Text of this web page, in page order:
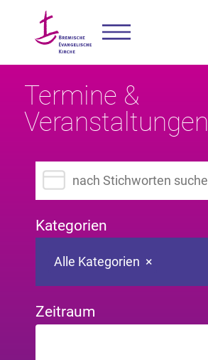
Termine &
Veranstaltungen
Suchbegriff eingeben
Kategorien
×
Alle Kategorien
Zeitraum